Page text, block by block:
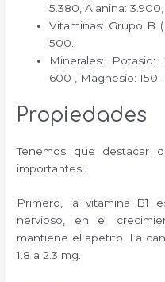
5.380, Alanina:
Vitaminas: Grupo B
500.
Minerales:
600 , Magnesio: 150.
Propiedades
Tenemos que destacar
importantes:
Primero, la vitamina B1
nervioso, en el
mantiene el apetito. La
1.8 a 2.3 mg.